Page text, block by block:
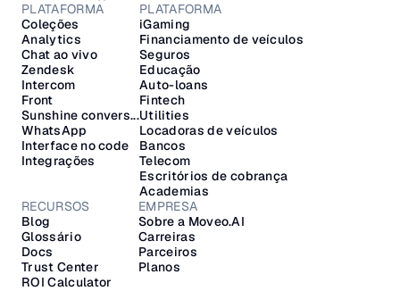
PLATAFORMA
Interface no code
Coleções
Analytics
Chat ao vivo
Zendesk
Intercom
Front
WhatsApp
Sunshine convers...
Integrações
RECURSOS
Blog
Glossário
Docs
Trust Center
ROI Calculator
EMPRESA
Sobre a Moveo.AI
Carreiras
Parceiros
Planos
PLATAFORMA
Financiamento de veículos
Seguros
iGaming
Educação
Auto-loans
Fintech
Utilities
Locadoras de veículos
Bancos
Telecom
Escritórios de cobrança
Academias